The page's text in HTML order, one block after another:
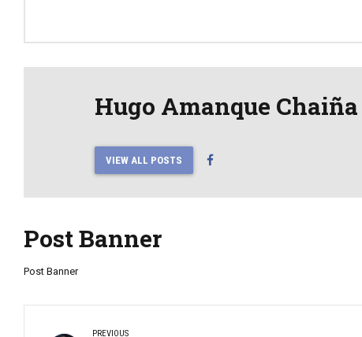
Hugo Amanque Chaiña
VIEW ALL POSTS
Post Banner
Post Banner
PREVIOUS